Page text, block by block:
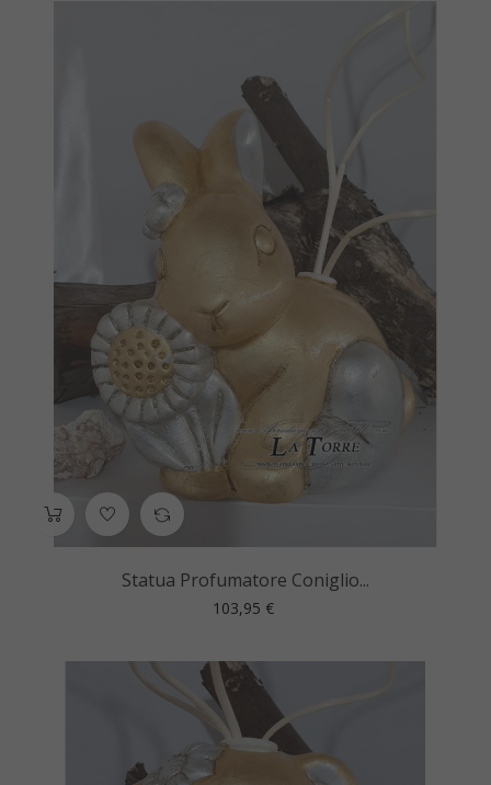
Statua Profumatore Coniglio...
Prezzo
103,95 €